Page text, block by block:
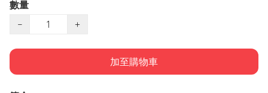
數量
−
+
加至購物車